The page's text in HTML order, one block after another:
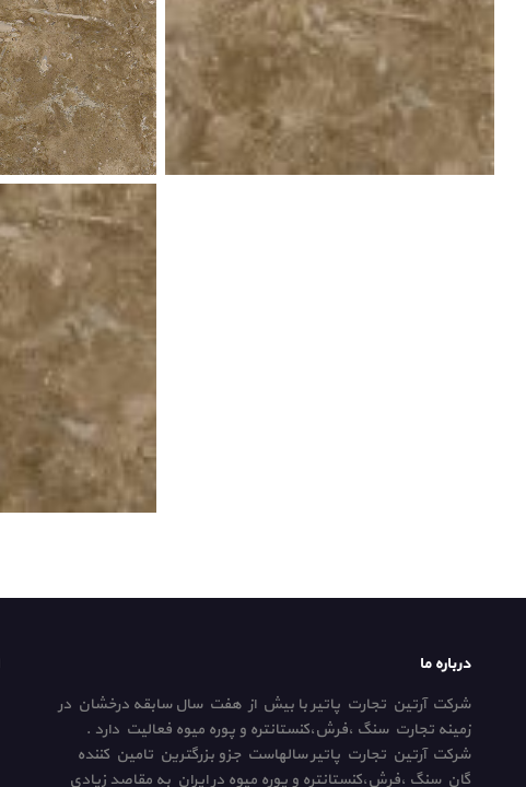
درباره ما
شرکت آرتین تجارت پاتیر با بیش از هفت سال سابقه درخشان در
زمینه تجارت سنگ ،فرش،کنستانتره و پوره میوه فعالیت دارد .
شرکت آرتین تجارت پاتیر سالهاست جزو بزرگترین تامین کننده
گان سنگ ،فرش،کنستانتره و پوره میوه در ایران به مقاصد زیادی